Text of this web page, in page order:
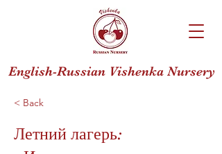
English-Russian Vishenka Nursery
< Back
Летний лагерь: